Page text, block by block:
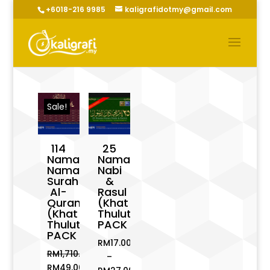
+6018-216 9985 kaligrafidotmy@gmail.com
Sale!
114
Nama-
Nama
Surah
Al-
Quran
(Khat
Thuluth)
PACK
RM1,710.00
Original
25
Nama
Nabi
&
Rasul
(Khat
Thuluth)
PACK
RM17.00
–